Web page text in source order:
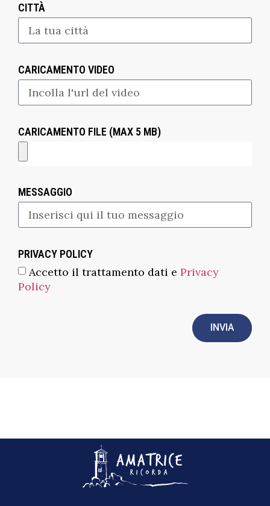
CITTÀ
CARICAMENTO VIDEO
CARICAMENTO FILE (MAX 5 MB)
MESSAGGIO
PRIVACY POLICY
Accetto il trattamento dati e Privacy
Policy
INVIA